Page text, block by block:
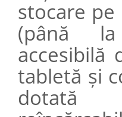
stocare pe
(până
accesibilă
tabletă și
dotată